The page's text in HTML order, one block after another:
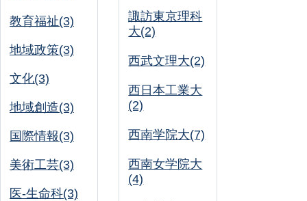
教育福祉(3)
地域政策(3)
文化(3)
地域創造(3)
国際情報(3)
美術工芸(3)
医-生命科(3)
諏訪東京理科
大(2)
西武文理大(2)
西日本工業大
(2)
西南学院大(7)
西南女学院大
(4)